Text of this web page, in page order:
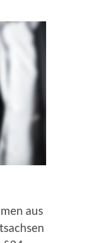
aus